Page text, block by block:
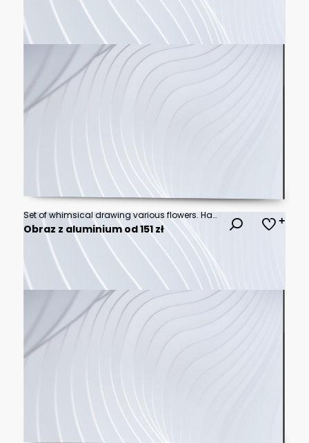
Set of whimsical drawing various flowers. Hand drawn floral collection for wedding invitation, wallpaper art or save the date card. Botanical vector
Obraz z aluminium od 151 zł